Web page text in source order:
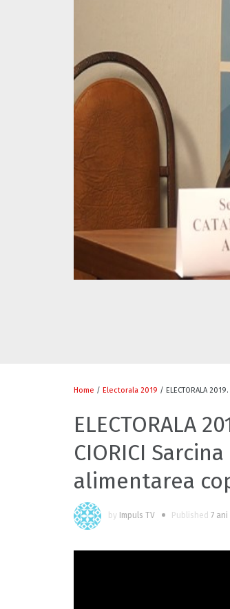
Home / Electorala 2019 / ELECTORALA
ELECTORALA
CIORICI
alimentarea
by Impuls TV Published 7 ani